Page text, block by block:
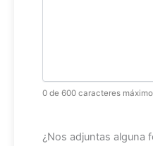
0 de 600 caracteres
Archivo
¿Nos adjuntas alguna